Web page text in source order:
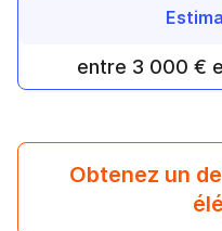
entre 3 000 €
Obtenez un